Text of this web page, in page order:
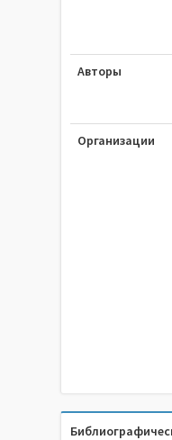
Авторы
Организации